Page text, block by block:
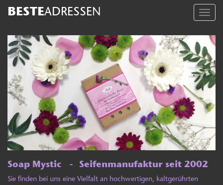
BESTEADRESSEN
Soap Mystic - Seifenmanufaktur seit 2002
Sie finden bei uns eine Vielfalt an hochwertigen, kaltgerührten